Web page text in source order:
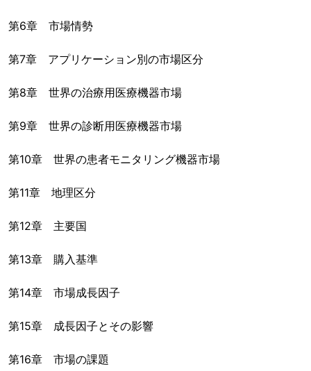
第6章 市場情勢
第7章 アプリケーション別の市場区分
第8章 世界の治療用医療機器市場
第9章 世界の診断用医療機器市場
第10章 世界の患者モニタリング機器市場
第11章 地理区分
第12章 主要国
第13章 購入基準
第14章 市場成長因子
第15章 成長因子とその影響
第16章 市場の課題